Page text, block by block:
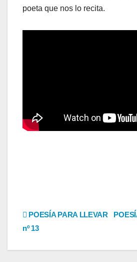
poeta que nos lo recita.
Navegación
POESÍA PARA LLEVAR
nº 13